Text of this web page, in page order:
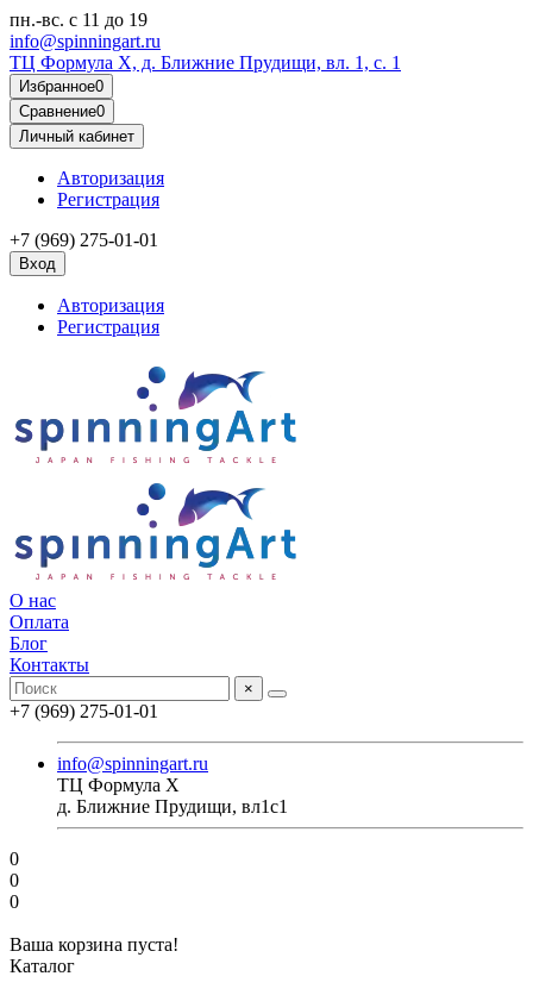
пн.-вс. с 11 до 19
info@spinningart.ru
ТЦ Формула X, д. Ближние Прудищи, вл. 1, с. 1
Избранное0
Сравнение0
Личный кабинет
Авторизация
Регистрация
+7 (969) 275-01-01
Вход
Авторизация
Регистрация
О нас
Оплата
Блог
Контакты
×
+7 (969) 275-01-01
info@spinningart.ru
ТЦ Формула X
д. Ближние Прудищи, вл1с1
0
0
0
Ваша корзина пуста!
Каталог